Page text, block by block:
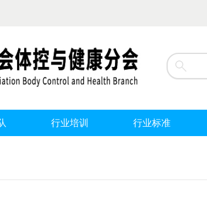
行业培训 行业标准